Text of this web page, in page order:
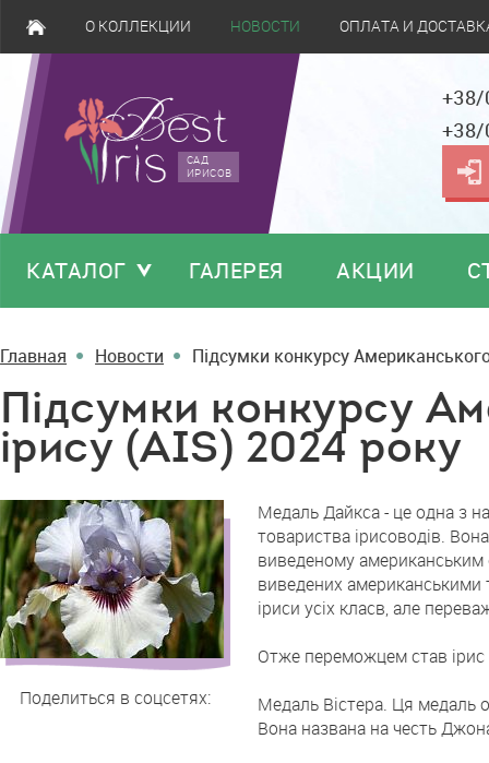
О КОЛЛЕКЦИИ НОВОСТИ ОПЛАТА И
САД
ИРИСОВ
КАТАЛОГ ГАЛЕРЕЯ АКЦИИ
Главная Новости Підсумки конкурсу
Підсумки конкурсу
ірису (AIS) 2024 року
Підсумки
конкурсу
Американського
товариства
ірису
(AIS)
2024Поделиться в соцсетях:
Медаль Дайкса - це одна з
товариства ірисоводів.
виведеному американським
виведених американськими
іриси усіх класв, але
Отже переможцем став ірис
Медаль Вістера. Ця медаль
Вона названа на честь